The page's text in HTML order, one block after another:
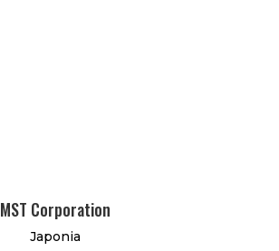
MST Corporation
Japonia